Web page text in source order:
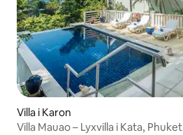
Villa i Karon
Villa Mauao – Lyxvilla i Kata, Phuket